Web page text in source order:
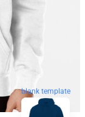
blank template